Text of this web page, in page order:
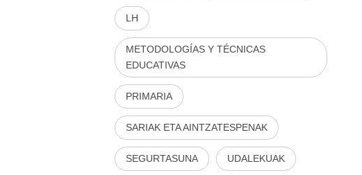
LH
METODOLOGÍAS Y TÉCNICAS
EDUCATIVAS
PRIMARIA
SARIAK ETA AINTZATESPENAK
SEGURTASUNA UDALEKUAK